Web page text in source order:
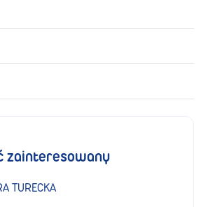
zainteresowany
TURECKA